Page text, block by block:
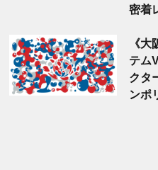
密着
《
テム
クタ
ンポ